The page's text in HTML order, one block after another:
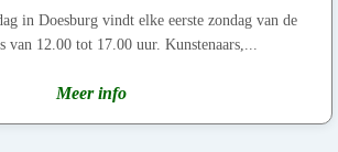
in Doesburg vindt elke eerste zondag van de
van 12.00 tot 17.00 uur. Kunstenaars,...
Meer info